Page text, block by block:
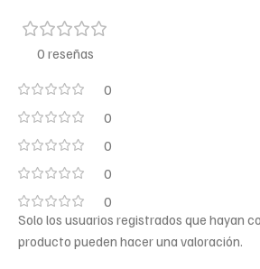
0 reseñas
0
0
0
0
0
Solo los usuarios registrados que hayan
producto pueden hacer una valoración.